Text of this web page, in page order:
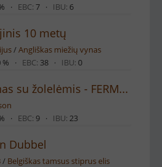
· EBC: 7 · IBU: 6
10 metų
/Angliškas miežių vynas
% · EBC: 38 · IBU: 0
Saisonas su žolelėmis - FERMENTACIJA2026
· EBC: 9 · IBU: 23
Dubbel
/ Belgiškas tamsus stiprus elis